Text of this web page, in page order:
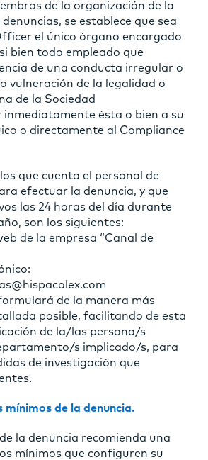
de la organización de la
se establece que sea
el único órgano encargado
bien todo empleado que
de una conducta irregular o
vulneración de la legalidad o
de la Sociedad
ésta o bien a su
o directamente al Compliance
que cuenta el personal de
efectuar la denuncia, y que
las 24 horas del día durante
son los siguientes:
de la empresa “Canal de
de la manera más
posible, facilitando de esta
de la/las persona/s
s implicado/s, para
de investigación que
mínimos de la denuncia.
la denuncia recomienda una
mínimos que configuren su